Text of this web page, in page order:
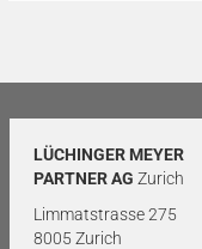
LÜCHINGER MEYER
PARTNER AG Zurich
Limmatstrasse 275
8005 Zurich